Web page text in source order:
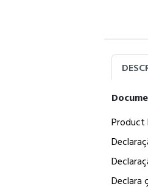
Product
Declara